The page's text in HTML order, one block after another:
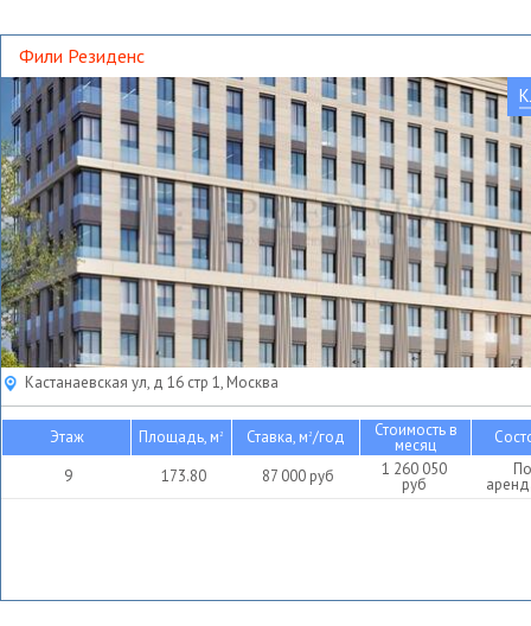
Фили Резиденс
Кастанаевская ул, д 16 стр 1, Москва
Этаж Площадь, м2 Ставка, м2/год Стоимость в
месяц
9
173.80 87 000руб 1 260 050
руб